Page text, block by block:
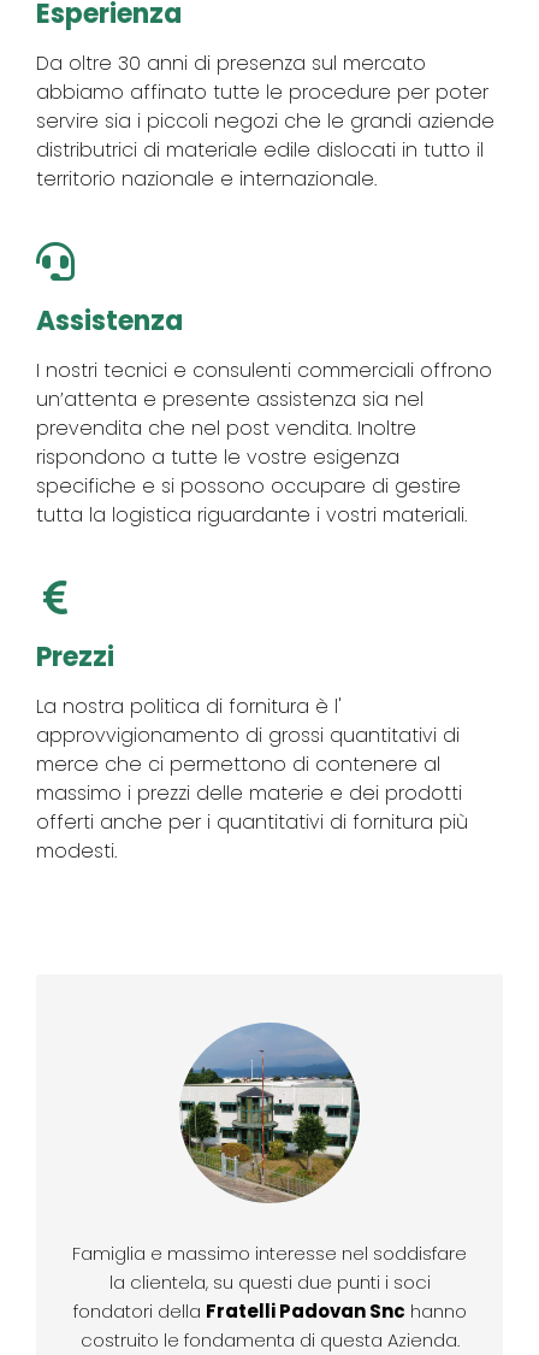
Esperienza
Da oltre 30 anni di presenza sul mercato
abbiamo affinato tutte le procedure per poter
servire sia i piccoli negozi che le grandi aziende
distributrici di materiale edile dislocati in tutto il
territorio nazionale e internazionale.
Assistenza
I nostri tecnici e consulenti commerciali offrono
un’attenta e presente assistenza sia nel
prevendita che nel post vendita. Inoltre
rispondono a tutte le vostre esigenza
specifiche e si possono occupare di gestire
tutta la logistica riguardante i vostri materiali.
Prezzi
La nostra politica di fornitura è l'
approvvigionamento di grossi quantitativi di
merce che ci permettono di contenere al
massimo i prezzi delle materie e dei prodotti
offerti anche per i quantitativi di fornitura più
modesti.
Famiglia e massimo interesse nel soddisfare
la clientela, su questi due punti i soci
fondatori della Fratelli Padovan Snc hanno
costruito le fondamenta di questa Azienda.